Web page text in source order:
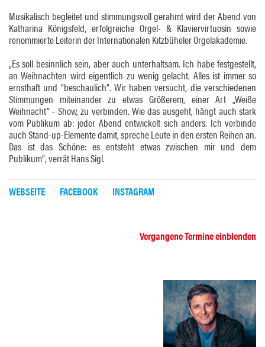
Musikalisch begleitet und stimmungsvoll gerahmt wird der Abend von
Katharina Königsfeld, erfolgreiche Orgel- & Klaviervirtuosin sowie
renommierte Leiterin der Internationalen Kitzbüheler Orgelakademie.
„Es soll besinnlich sein, aber auch unterhaltsam. Ich habe festgestellt,
an Weihnachten wird eigentlich zu wenig gelacht. Alles ist immer so
ernsthaft und “beschaulich“. Wir haben versucht, die verschiedenen
Stimmungen miteinander zu etwas Größerem, einer Art „Weiße
Weihnacht“ - Show, zu verbinden. Wie das ausgeht, hängt auch stark
vom Publikum ab: jeder Abend entwickelt sich anders. Ich verbinde
auch Stand-up-Elemente damit, spreche Leute in den ersten Reihen an.
Das ist das Schöne: es entsteht etwas zwischen mir und dem
Publikum“, verrät Hans Sigl.
WEBSEITE FACEBOOK INSTAGRAM
Vergangene Termine einblenden